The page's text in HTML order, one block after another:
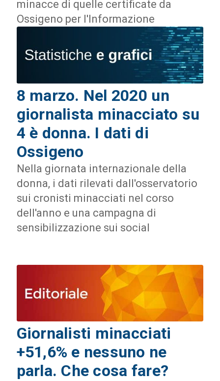
minacce di quelle certificate da
Ossigeno per l'Informazione
8 marzo. Nel 2020 un
giornalista minacciato su
4 è donna. I dati di
Ossigeno
Nella giornata internazionale della
donna, i dati rilevati dall'osservatorio
sui cronisti minacciati nel corso
dell'anno e una campagna di
sensibilizzazione sui social
Giornalisti minacciati
+51,6% e nessuno ne
parla. Che cosa fare?